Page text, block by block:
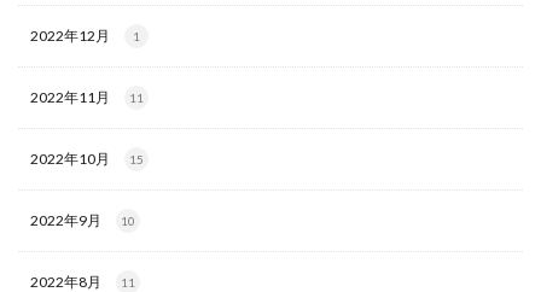
2022年12月 1
2022年11月 11
2022年10月 15
2022年9月 10
2022年8月 11